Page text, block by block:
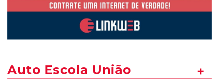
Auto Escola União